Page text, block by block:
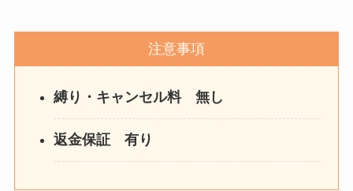
注意事項
縛り・キャンセル料 無し
返金保証 有り